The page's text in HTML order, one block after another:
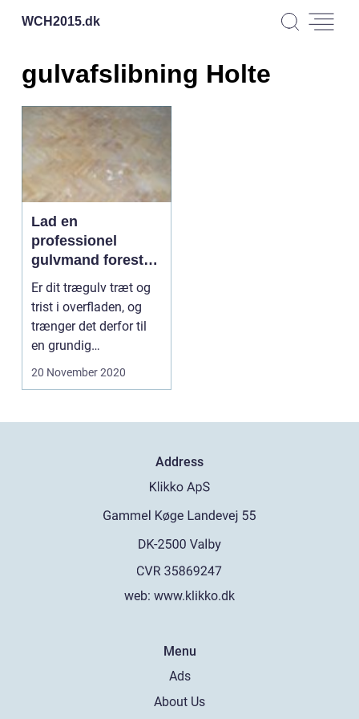
WCH2015.dk
gulvafslibning Holte
Lad en
professionel
gulvmand forestå
din gulvafslibning
i Holte
Er dit trægulv træt og
trist i overfladen, og
trænger det derfor til
en grundig
gulvafslibning? Så b...
20 November 2020
Address
web: www.klikko.dk
Menu
Ads
About Us